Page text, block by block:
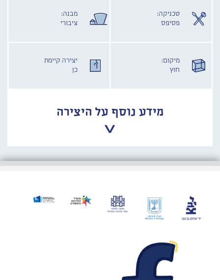
טכניקה:
פסיפס
מבנה:
ציבורי
מיקום:
חוץ
יצירה קיימת
כן
מידע נוסף על היצירה